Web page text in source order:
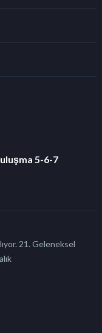
5-6-7
21. Geleneksel